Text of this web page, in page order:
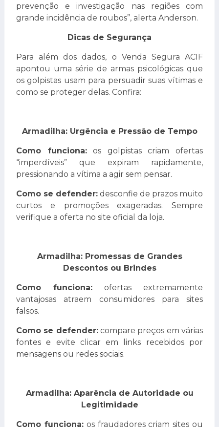
prevenção e investigação nas regiões com
grande incidência de roubos”, alerta Anderson.
Dicas de Segurança
Para além dos dados, o Venda Segura ACIF
apontou uma série de armas psicológicas que
os golpistas usam para persuadir suas vítimas e
como se proteger delas. Confira:
Armadilha: Urgência e Pressão de Tempo
Como funciona:os golpistas criam ofertas
“imperdíveis” que expiram rapidamente,
pressionando a vítima a agir sem pensar.
Como se defender: desconfie de prazos muito
curtos e promoções exageradas. Sempre
verifique a oferta no site oficial da loja.
Armadilha: Promessas de Grandes
Descontos ou Brindes
Como funciona: ofertas extremamente
vantajosas atraem consumidores para sites
falsos.
Como se defender:compare preços em várias
fontes e evite clicar em links recebidos por
mensagens ou redes sociais.
Armadilha: Aparência de Autoridade ou
Legitimidade
Como funciona:os fraudadores criam sites ou